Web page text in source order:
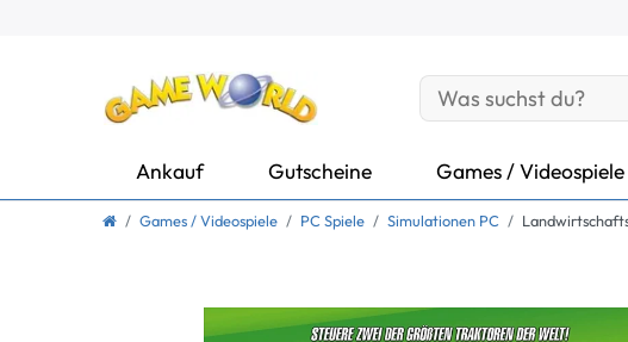
Ankauf Gutscheine Games / Videospiele
Games / Videospiele PC Spiele Simulationen PC